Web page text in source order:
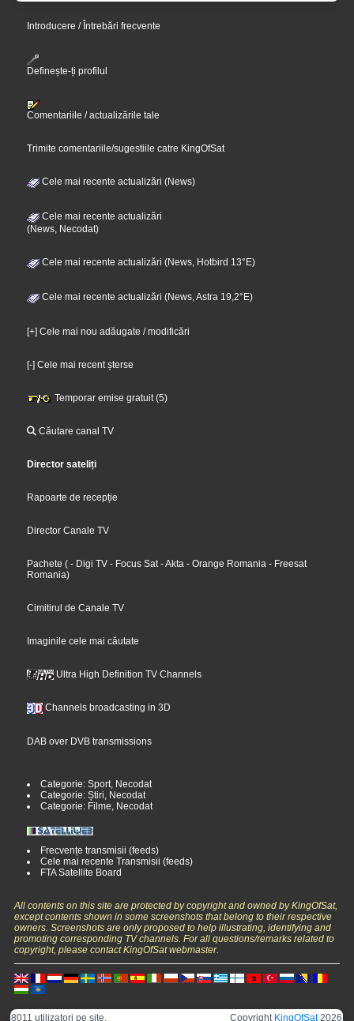
Introducere / Întrebări frecvente
Definește-ți profilul
Comentariile / actualizările tale
Trimite comentariile/sugestiile catre KingOfSat
Cele mai recente actualizări (News)
Cele mai recente actualizări
(News, Necodat)
Cele mai recente actualizări (News, Hotbird 13°E)
Cele mai recente actualizări (News, Astra 19,2°E)
[+] Cele mai nou adăugate / modificări
[-] Cele mai recent șterse
Temporar emise gratuit (5)
Căutare canal TV
Director sateliți
Rapoarte de recepție
Director Canale TV
Pachete (- Digi TV - Focus Sat- Akta - Orange Romania - Freesat
Romania)
Cimitirul de Canale TV
Imaginile cele mai căutate
Ultra High Definition TV Channels
Channels broadcasting in 3D
DAB over DVB transmissions
Categorie: Sport, Necodat
Categorie: Știri, Necodat
Categorie: Filme, Necodat
Frecvențe transmisii (feeds)
Cele mai recente Transmisii (feeds)
FTA Satellite Board
All contents on this site are protected by copyright and owned by KingOfSat,
except contents shown in some screenshots that belong to their respective
owners. Screenshots are only proposed to help illustrating, identifying and
promoting corresponding TV channels. For all questions/remarks related to
copyright, please contact KingOfSat webmaster.
8011 utilizatori pe site. Copyright KingOfSat2026